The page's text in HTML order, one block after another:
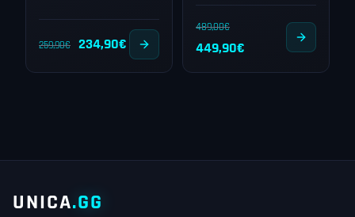
259,90€
Le
234,90€
prix
489,00€
Le
prix
449,90€
prix
UNICA.GG